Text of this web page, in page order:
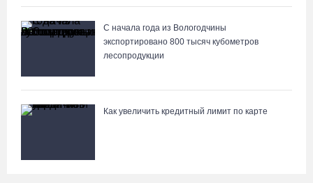
07.08.26 / 17:15
Девушка пострадала в ДТП под Кирилловом по вине пьяного
07.08.26 / 15:23
С начала года из Вологодчины
экспортировано 800 тысяч кубометров
лесопродукции
Как увеличить кредитный лимит по карте